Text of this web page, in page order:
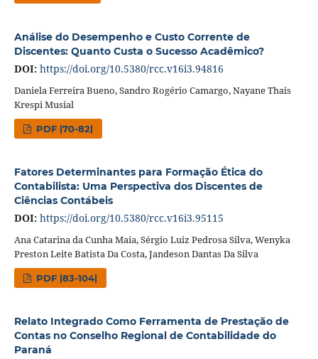
Análise do Desempenho e Custo Corrente de
Discentes: Quanto Custa o Sucesso Acadêmico?
DOI: https://doi.org/10.5380/rcc.v16i3.94816
Daniela Ferreira Bueno, Sandro Rogério Camargo, Nayane Thais
Krespi Musial
PDF |70-82|
Fatores Determinantes para Formação Ética do
Contabilista: Uma Perspectiva dos Discentes de
Ciências Contábeis
DOI: https://doi.org/10.5380/rcc.v16i3.95115
Ana Catarina da Cunha Maia, Sérgio Luiz Pedrosa Silva, Wenyka
Preston Leite Batista Da Costa, Jandeson Dantas Da Silva
PDF |83-104|
Relato Integrado Como Ferramenta de Prestação de
Contas no Conselho Regional de Contabilidade do
Paraná